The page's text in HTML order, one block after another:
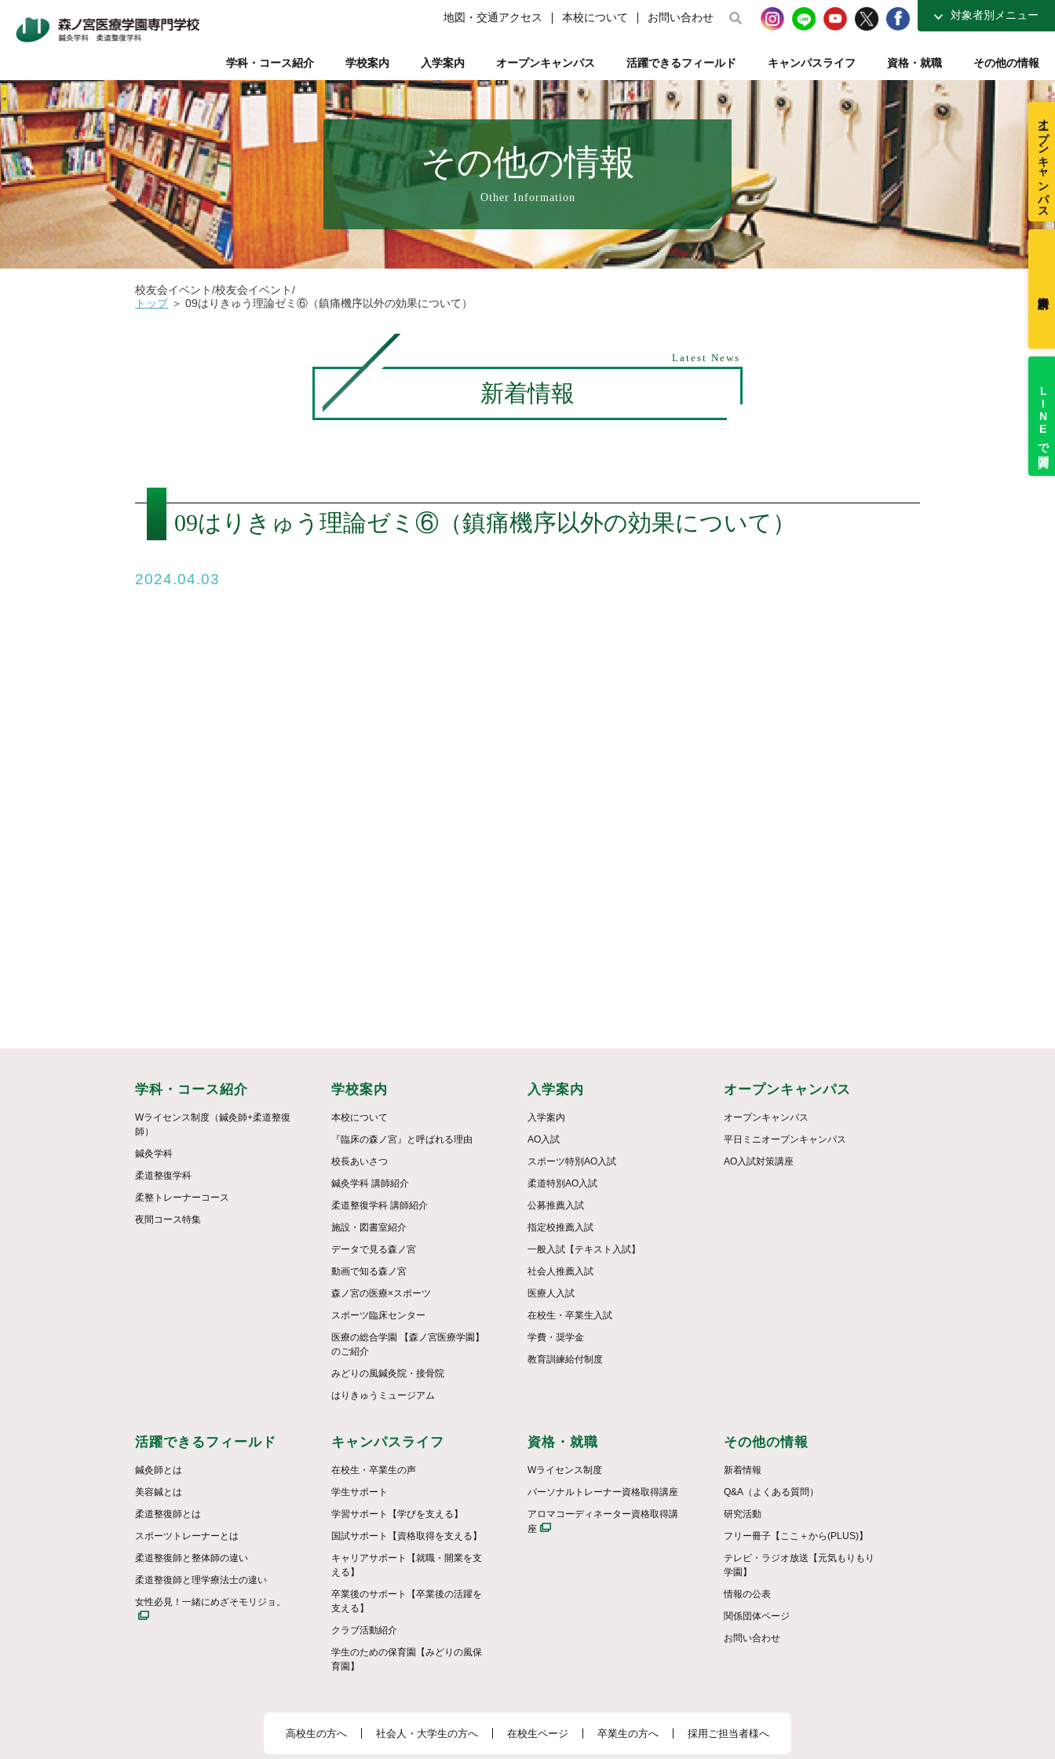
地図・交通アクセス 本校について お問い合わせ 対象者別メニュー
高校生の方へ
社会人・大学生の方へ
在校生ページ
卒業生の方へ
採用ご担当者様へ
学科・コース紹介
Wライセンス制度（鍼灸師+柔道整復師） 鍼灸学科 柔道整復学科 柔整トレーナーコース 夜間コース特集
学校案内
本校について 『臨床の森ノ宮』と呼ばれる理由 校長あいさつ 鍼灸学科 講師紹介 柔道整復学科 講師紹介 施設・図書室紹介
データで見る森ノ宮 動画で知る森ノ宮 森ノ宮の医療×スポーツ スポーツ臨床センター
医療の総合学園 【森ノ宮医療学園】のご紹介 はりきゅうミュージアム
入学案内
入学案内 AO入試 スポーツ特別AO入試 柔道特別AO入試 公募推薦入試 指定校推薦入試 一般入試【テキスト入試】
社会人推薦入試 医療人入試 在校生・卒業生入試 学費・奨学金
オープンキャンパス
オープンキャンパス 平日ミニオープンキャンパス AO入試対策講座
活躍できるフィールド
鍼灸師とは 美容鍼とは 柔道整復師とは スポーツトレーナーとは 柔道整復師と整体師の違い
柔道整復師と理学療法士の違い 女性必見！一緒にめざそモリジョ。
キャンパスライフ
在校生・卒業生の声 学生サポート 学習サポート【学びを支える】 国試サポート【資格取得を支える】
キャリアサポート【就職・開業を支える】 卒業後のサポート【卒業後の活躍を支える】
学生のための保育園【みどりの風保育園】
資格・就職
Wライセンス制度 パーソナルトレーナー資格取得講座 アロマコーディネーター資格取得講座
その他の情報
新着情報 Q&A（よくある質問） 研究活動 フリー冊子【ここ＋から(PLUS)】 テレビ・ラジオ放送【元気もりもり学園】
情報の公表 関係団体ページ お問い合わせ
その他の情報
Other Information
校友会イベント/校友会イベント/
トップ＞ 09はりきゅう理論ゼミ⑥（鎮痛機序以外の効果について）
新着情報
Latest News
09はりきゅう理論ゼミ⑥（鎮痛機序以外の効果について）
2024.04.03
学科・コース紹介
Wライセンス制度（鍼灸師+柔道整復
師）
鍼灸学科
柔道整復学科
柔整トレーナーコース
夜間コース特集
学校案内
本校について
『臨床の森ノ宮』と呼ばれる理由
校長あいさつ
鍼灸学科 講師紹介
柔道整復学科 講師紹介
施設・図書室紹介
データで見る森ノ宮
動画で知る森ノ宮
森ノ宮の医療×スポーツ
スポーツ臨床センター
医療の総合学園 【森ノ宮医療学園】
のご紹介
みどりの風鍼灸院・接骨院
はりきゅうミュージアム
入学案内
入学案内
AO入試
スポーツ特別AO入試
柔道特別AO入試
公募推薦入試
指定校推薦入試
一般入試【テキスト入試】
社会人推薦入試
医療人入試
在校生・卒業生入試
学費・奨学金
教育訓練給付制度
オープンキャンパス
オープンキャンパス
平日ミニオープンキャンパス
AO入試対策講座
活躍できるフィールド
鍼灸師とは
美容鍼とは
柔道整復師とは
スポーツトレーナーとは
柔道整復師と整体師の違い
柔道整復師と理学療法士の違い
女性必見！一緒にめざそモリジョ。
キャンパスライフ
在校生・卒業生の声
学生サポート
学習サポート【学びを支える】
国試サポート【資格取得を支える】
キャリアサポート【就職・開業を支
える】
卒業後のサポート【卒業後の活躍を
支える】
クラブ活動紹介
学生のための保育園【みどりの風保
育園】
資格・就職
Wライセンス制度
パーソナルトレーナー資格取得講座
アロマコーディネーター資格取得講
座
その他の情報
新着情報
Q&A（よくある質問）
研究活動
フリー冊子【ここ＋から(PLUS)】
テレビ・ラジオ放送【元気もりもり
学園】
情報の公表
関係団体ページ
お問い合わせ
高校生の方へ 社会人・大学生の方へ 在校生ページ 卒業生の方へ 採用ご担当者様へ
オープンキャンパス
LINEで質問